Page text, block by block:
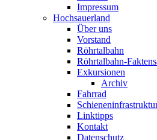
Impressum
Hochsauerland
Über uns
Vorstand
Röhrtalbahn
Röhrtalbahn-
Exkursionen
Archiv
Fahrrad
Linktipps
Kontakt
Datenschutz